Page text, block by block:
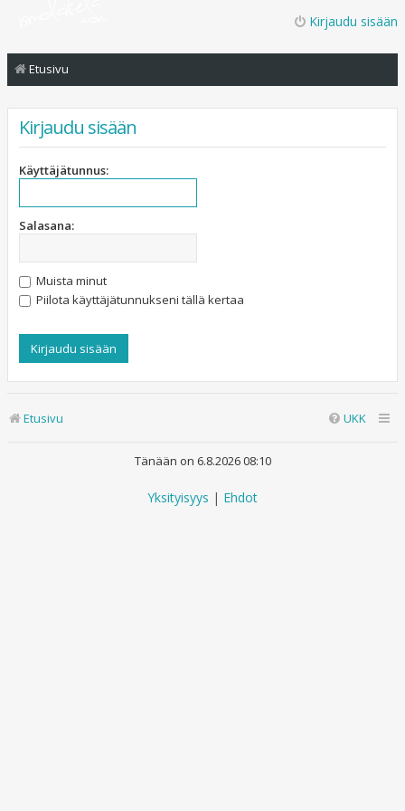
Kirjaudu sisään
Etusivu
Kirjaudu sisään
Käyttäjätunnus:
Salasana:
Muista minut
Piilota käyttäjätunnukseni tällä kertaa
Etusivu UKK
Tänään on 6.8.2026 08:10
Yksityisyys | Ehdot